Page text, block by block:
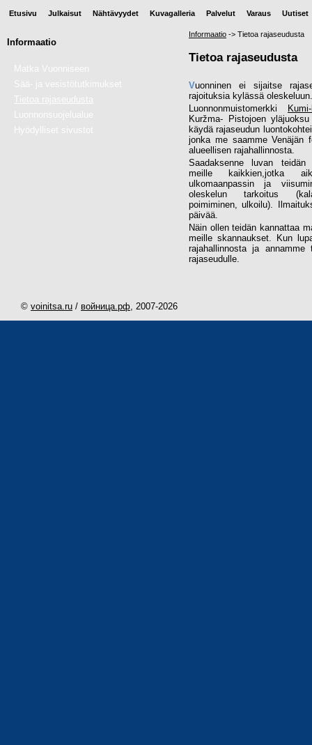
Etusivu Julkaisut Nähtävyydet Kuvagalleria Palvelut Varaus Uutiset
Informaatio
Matka Vuonniseen
Sää- ja vesistötutkimukset
Tietoa rajaseudusta
Luonnonsuojelualue
Hyödylliset sivustot
Informaatio -> Tietoa rajaseudusta
Tietoa rajaseudusta
Vuonninen ei sijaitse
rajoituksia kylässä oleskeluun.
Luonnonmuistomerkki
Kuržma- Pistojoen
käydä rajaseudun
jonka me saamme Venäjän
alueellisen rajahallinnosta.
Saadaksenne luvan
meille kaikkien,jotka
ulkomaanpassin ja
oleskelun tarkoitus
poimiminen, ulkoilu).
päivää.
Näin ollen teidän kannattaa
meille skannaukset. Kun
rajahallinnosta ja
rajaseudulle.
© voinitsa.ru / войница.рф, 2007-2026